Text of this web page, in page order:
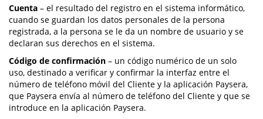
Cuenta – el resultado del registro en el sistema informático,
cuando se guardan los datos personales de la persona
registrada, a la persona se le da un nombre de usuario y se
declaran sus derechos en el sistema.
Código de confirmación – un código numérico de un solo
uso, destinado a verificar y confirmar la interfaz entre el
número de teléfono móvil del Cliente y la aplicación Paysera,
que Paysera envía al número de teléfono del Cliente y que se
introduce en la aplicación Paysera.